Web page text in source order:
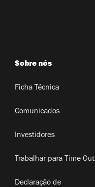
Sobre nós
Ficha Técnica
Comunicados
Investidores
Trabalhar para Time Out
Declaração de